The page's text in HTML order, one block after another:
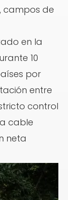
campos de
en la
10
por
entre
control
cable
neta